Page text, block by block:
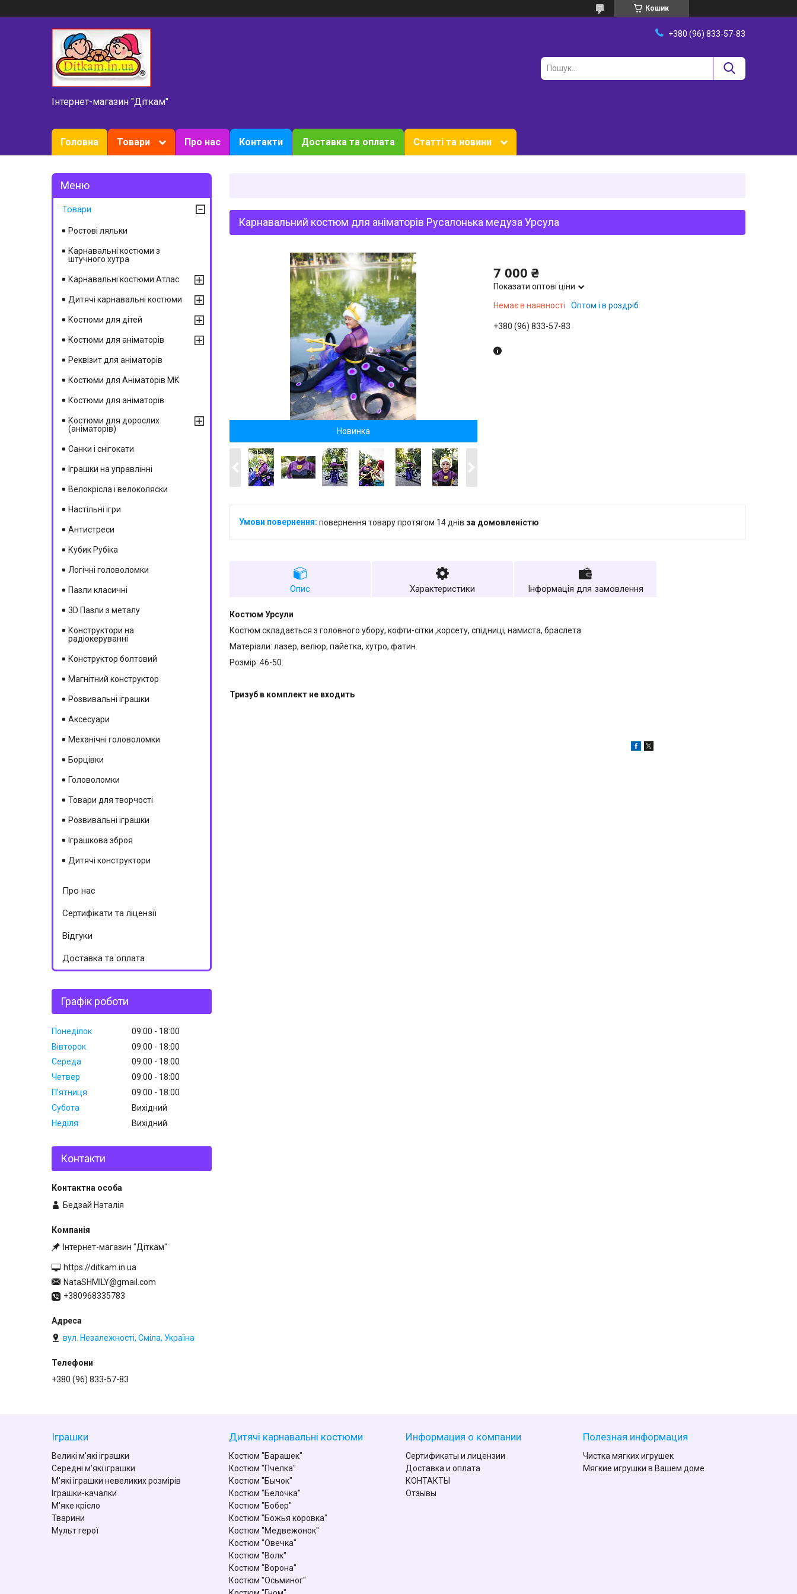
Кошик
Інтернет-магазин "Діткам"
+380 (96) 833-57-83
Головна Товари Про нас Контакти Доставка та оплата Статті та новини
Карнавальний костюм для аніматорів Русалонька медуза Урсула
Новинка
7 000 ₴
Показати оптові ціни
Немає в наявності
Оптом і в роздріб
+380 (96) 833-57-83
повернення товару протягом 14 днів за домовленістю
Опис Характеристики Інформація для замовлення
Костюм Урсули
Костюм складається з головного убору, кофти-сітки ,корсету, спідниці, намиста, браслета
Матеріали: лазер, велюр, пайетка, хутро, фатин.
Розмір: 46-50.
Тризуб в комплект не входить
Товари
Ростові ляльки
Карнавальні костюми з
штучного хутра
Карнавальні костюми Атлас
Дитячі карнавальні костюми
Костюми для дітей
Костюми для аніматорів
Реквізит для аніматорів
Костюми для Аніматорів MK
Костюми для аніматорів
Костюми для дорослих
(аніматорів)
Санки і снігокати
Іграшки на управлінні
Велокрісла і велоколяски
Настільні ігри
Антистреси
Кубик Рубіка
Логічні головоломки
Пазли класичні
3D Пазли з металу
Конструктори на
радіокеруванні
Конструктор болтовий
Магнітний конструктор
Розвивальні іграшки
Аксесуари
Механічні головоломки
Борцівки
Головоломки
Товари для творчості
Розвивальні іграшки
Іграшкова зброя
Дитячі конструктори
Про нас
Сертифікати та ліцензії
Відгуки
Доставка та оплата
Графік роботи
Понеділок 09:00
18:00
Вівторок
09:00
18:00
Середа
09:00
18:00
Четвер
09:00
18:00
Пʼятниця
09:00
18:00
Субота
Вихідний
Неділя
Вихідний
Контакти
Бедзай Наталія
Інтернет-магазин "Діткам"
https://ditkam.in.ua
NataSHMILY@gmail.com
+380968335783
вул. Незалежності, Сміла, Україна
+380 (96) 833-57-83
Іграшки
Великі м'які іграшки
Середні м'які іграшки
М'які іграшки невеликих розмірів
Іграшки-качалки
М'яке крісло
Тварини
Мульт герої
Дитячі карнавальні костюми
Костюм "Барашек"
Костюм "Пчелка"
Костюм "Бычок"
Костюм "Белочка"
Костюм "Бобер"
Костюм "Божья коровка"
Костюм "Медвежонок"
Костюм "Овечка"
Костюм "Волк"
Костюм "Ворона"
Костюм "Осьминог"
Информация о компании
Сертификаты и лицензии
Доставка и оплата
КОНТАКТЫ
Отзывы
Полезная информация
Чистка мягких игрушек
Мягкие игрушки в Вашем доме